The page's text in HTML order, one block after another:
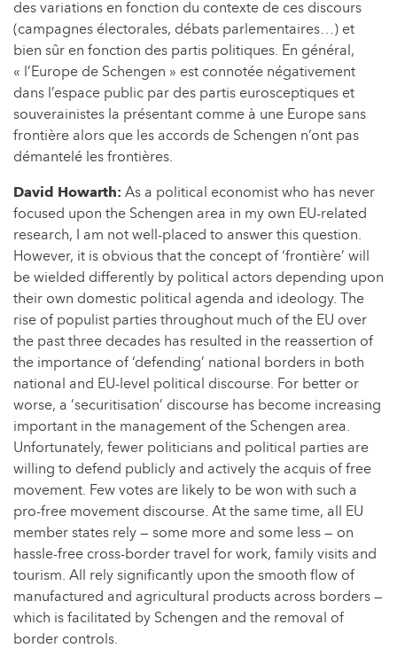
des variations en fonction du contexte de ces discours
(campagnes électorales, débats parlementaires…) et
bien sûr en fonction des partis politiques. En général,
« l’Europe de Schengen » est connotée négativement
dans l’espace public par des partis eurosceptiques et
souverainistes la présentant comme à une Europe sans
frontière alors que les accords de Schengen n’ont pas
démantelé les frontières.
David Howarth: As a political economist who has never
focused upon the Schengen area in my own EU-related
research, I am not well-placed to answer this question.
However, it is obvious that the concept of ‘frontière’ will
be wielded differently by political actors depending upon
their own domestic political agenda and ideology. The
rise of populist parties throughout much of the EU over
the past three decades has resulted in the reassertion of
the importance of ‘defending’ national borders in both
national and EU-level political discourse. For better or
worse, a ‘securitisation’ discourse has become increasing
important in the management of the Schengen area.
Unfortunately, fewer politicians and political parties are
willing to defend publicly and actively the acquis of free
movement. Few votes are likely to be won with such a
pro-free movement discourse. At the same time, all EU
member states rely — some more and some less — on
hassle-free cross-border travel for work, family visits and
tourism. All rely significantly upon the smooth flow of
manufactured and agricultural products across borders —
which is facilitated by Schengen and the removal of
border controls.